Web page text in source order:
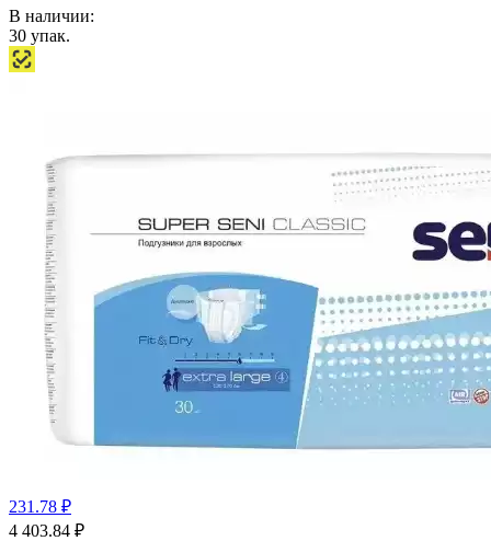
В наличии:
30 упак.
231.78 ₽
4 403.84 ₽